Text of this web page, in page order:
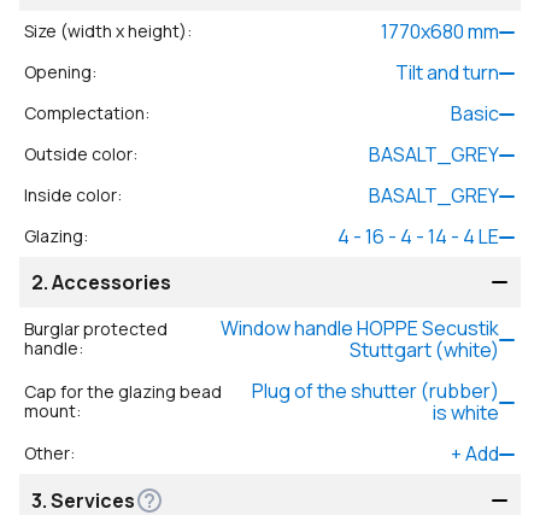
Size (width x height): 1770x680mm
Opening: Tilt and turn
Complectation: Basic
Outside color: BASALT_GREY
Inside color: BASALT_GREY
Glazing:
4 - 16 - 4 - 14 - 4 LE
2.Accessories
Burglar protected
handle:
Window handle HOPPE Secustik
Stuttgart (white)
Cap for the glazing bead
mount:
Plug of the shutter (rubber)
is white
Other: +Add
3.Services